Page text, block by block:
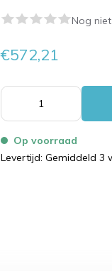
Nog
€572,21
Op voorraad
Levertijd: Gemiddeld 3